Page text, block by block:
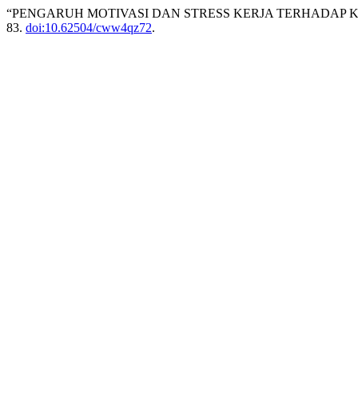
“PENGARUH MOTIVASI DAN STRESS KERJA TERHADAP
83. doi:10.62504/cww4qz72.